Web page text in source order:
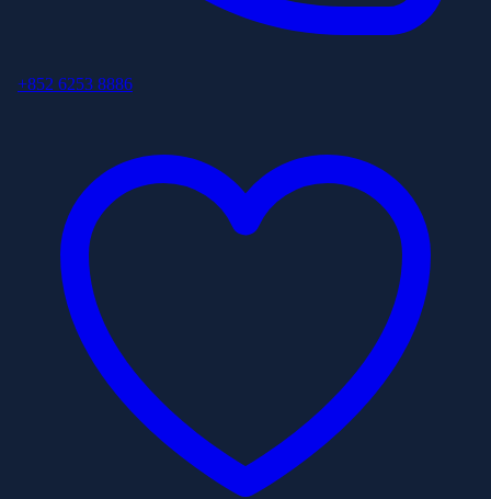
+852 6253 8886